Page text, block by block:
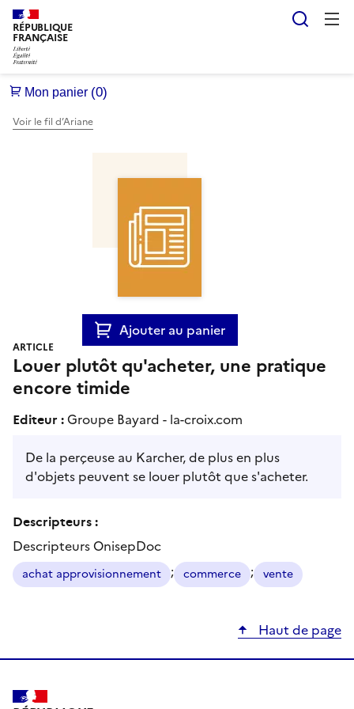
RÉPUBLIQUE
FRANÇAISE
Voir le fil d’Ariane
Ajouter au panier
ARTICLE
Louer plutôt qu'acheter, une pratique
encore timide
Editeur :Groupe Bayard - la-croix.com
De la perçeuse au Karcher, de plus en plus
d'objets peuvent se louer plutôt que s'acheter.
Descripteurs :
Descripteurs OnisepDoc
achat approvisionnement ; commerce ; vente
Haut de page